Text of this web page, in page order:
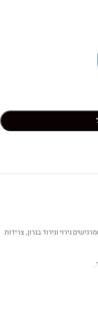
גירוי וגירוד בגרון, צרידות